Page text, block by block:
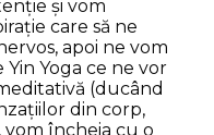
și vom
care să ne
apoi ne vom
Yoga ce ne vor
(ducând
din corp,
vom încheia cu o